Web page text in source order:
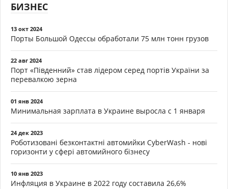
БИЗНЕС
13 окт 2024
Порты Большой Одессы обработали 75 млн тонн грузов
22 авг 2024
Порт «Південний» став лідером серед портів України за
перевалкою зерна
01 янв 2024
Минимальная зарплата в Украине выросла с 1 января
24 дек 2023
Роботизовані безконтактні автомийки CyberWash - нові
горизонти у сфері автомийного бізнесу
10 янв 2023
Инфляция в Украине в 2022 году составила 26,6%